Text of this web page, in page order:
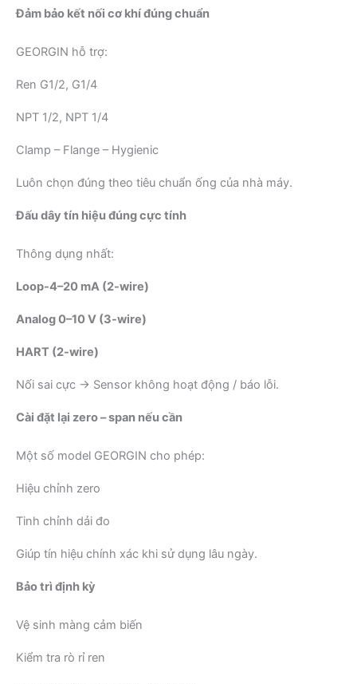
Đảm bảo kết nối cơ khí đúng chuẩn
GEORGIN hỗ trợ:
Ren G1/2, G1/4
NPT 1/2, NPT 1/4
Clamp – Flange – Hygienic
Luôn chọn đúng theo tiêu chuẩn ống của nhà máy.
Đấu dây tín hiệu đúng cực tính
Thông dụng nhất:
Loop-4–20 mA (2-wire)
Analog 0–10 V (3-wire)
HART (2-wire)
Nối sai cực → Sensor không hoạt động / báo lỗi.
Cài đặt lại zero – span nếu cần
Một số model GEORGIN cho phép:
Hiệu chỉnh zero
Tinh chỉnh dải đo
Giúp tín hiệu chính xác khi sử dụng lâu ngày.
Bảo trì định kỳ
Vệ sinh màng cảm biến
Kiểm tra rò rỉ ren